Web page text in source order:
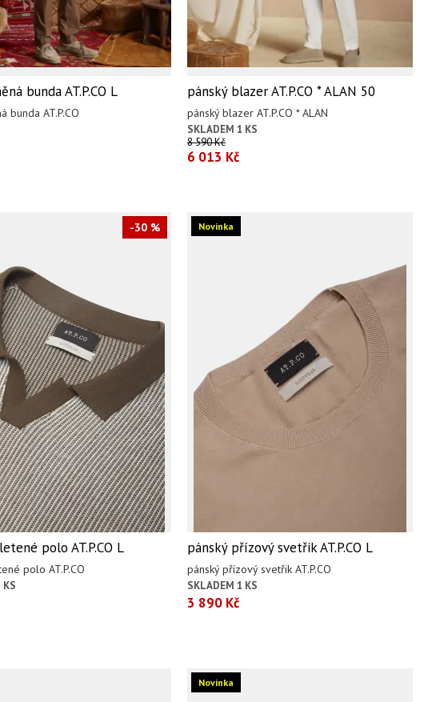
bunda AT.P.CO L
bunda AT.P.CO
pánský blazer AT.P.CO * ALAN 50
pánský blazer AT.P.CO * ALAN
SKLADEM 1 KS
8 590 Kč
6 013 Kč
-30 %
polo AT.P.CO L
polo AT.P.CO
KS
Novinka
pánský přízový svetřik AT.P.CO L
pánský přízový svetřik AT.P.CO
SKLADEM 1 KS
3 890 Kč
Novinka